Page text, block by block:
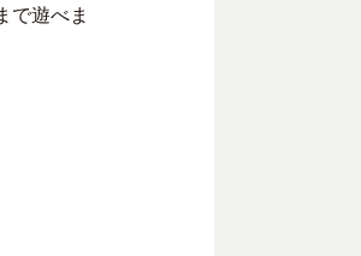
で遊べま